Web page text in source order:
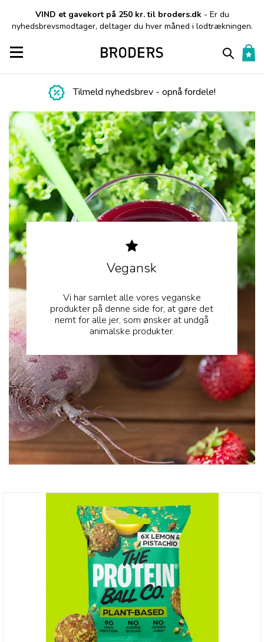
VIND et gavekort på 250 kr. til broders.dk - Er du
nyhedsbrevsmodtager, deltager du hver måned i lodtrækningen.
Toggle navigation
Tilmeld nyhedsbrev - opnå fordele!
Vegansk
Vi har samlet alle vores veganske
produkter på denne side for, at gøre det
nemt for alle jer, som ønsker at undgå
animalske produkter.